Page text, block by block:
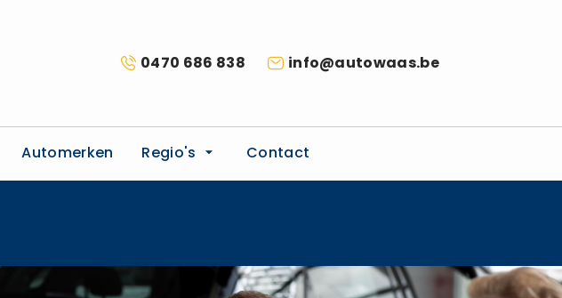
0470 686 838 info@autowaas.be
Automerken Regio's Contact